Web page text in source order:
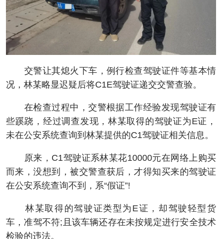
交警让其熄火下车，例行检查驾驶证件等基本情
况，林某略显迟疑后将C1E驾驶证递交交警查验。
在检查过程中，交警根据工作经验发现驾驶证有
些蹊跷，经过调查发现，林某取得的驾驶证为E证，
未在公安系统查询到林某提供的C1驾驶证相关信息。
原来，C1驾驶证系林某花10000元在网络上购买
而来，没想到，被交警查获后，才得知买来的驾驶证
在公安系统查询不到，系“假证”!
林某取得的驾驶证类型为E证，却驾驶轻型货
车，准驾不符;且该车辆还存在未按规定进行安全技术
检验的违法。